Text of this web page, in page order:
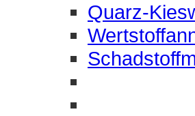
Quarz-